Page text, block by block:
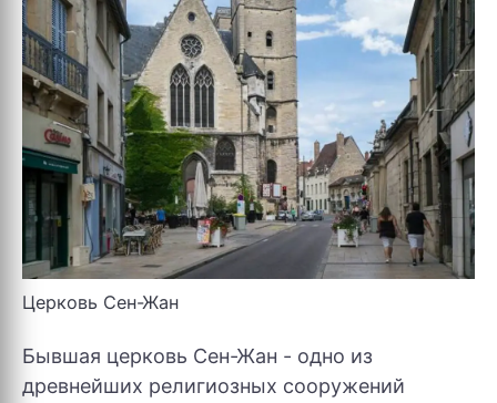
Церковь Сен-Жан
Бывшая церковь Сен-Жан - одно из
древнейших религиозных сооружений